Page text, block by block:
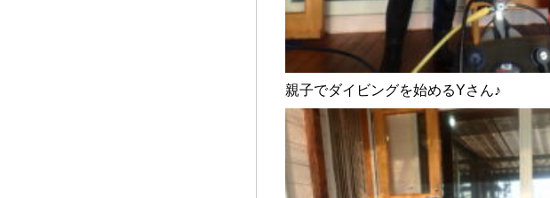
親子でダイビングを始めるYさん♪